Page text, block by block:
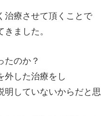
治療させて頂くことで
ました。
たのか？
外した治療をし
していないからだと思